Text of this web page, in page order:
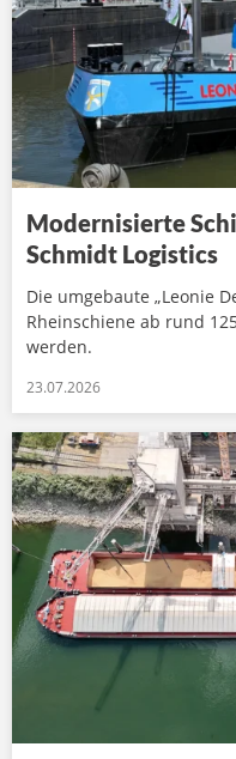
Modernisierte
Schmidt Logistics
Die umgebaute „Leonie
Rheinschiene ab rund
werden.
23.07.2026